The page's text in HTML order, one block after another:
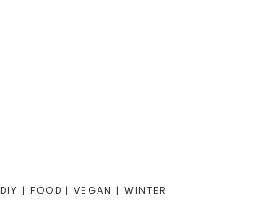
DIY | FOOD | VEGAN | WINTER